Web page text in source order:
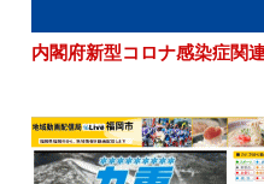
内閣府新型コロナ感染症関